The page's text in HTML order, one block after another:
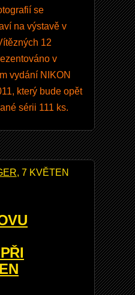
se
na výstavě v
12
v
vydání NIKON
který bude opět
sérii 111 ks.
, 7 KVĚTEN